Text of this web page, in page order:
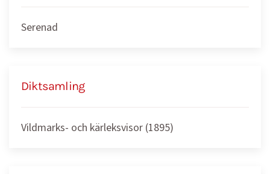
Serenad
Diktsamling
Vildmarks- och kärleksvisor (1895)